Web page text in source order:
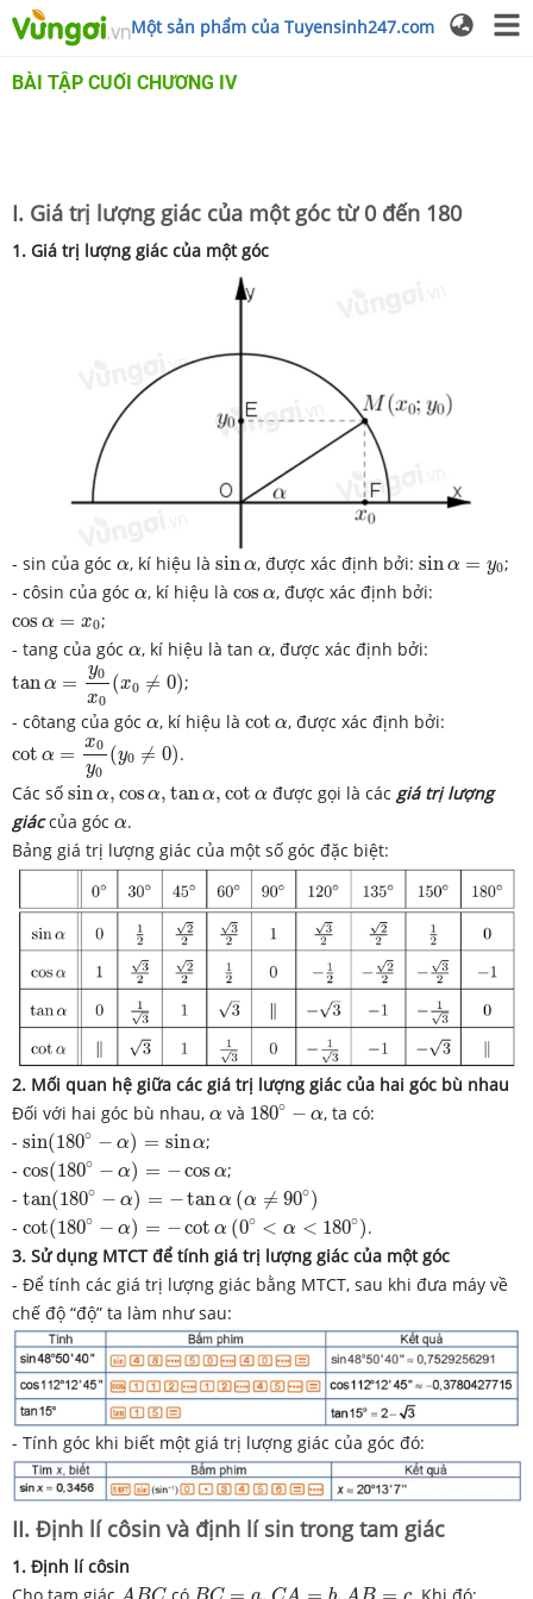
Một sản phẩm của Tuyensinh247.com
BÀI TẬP CUỐI CHƯƠNG IV
I. Giá trị lượng giác của một góc từ 0 đến 180
1. Giá trị lượng giác của một góc
- sin của góc α
α, kí hiệu là sinα
sinα, được xác định bởi: sin α = y0
sin α=y0 ;
- côsin của góc α
α, kí hiệu là cos α
cosα, được xác định bởi:
cos α = x0
cosα =x 0 ;
- tang của góc α
α, kí hiệu là tan α
α, được xác định bởi:
tanα =
y0
x0
(x0 ≠ 0)
tanα= y0x0(x 0≠ 0
;
- côtang của góc α
α, kí hiệu là cot α
cot α, được xác định bởi:
cot α =
x0
y0
(y0 ≠ 0)
cotα=x0y0 (y0≠0
.
Các số sinα, cos α, tanα, cot α
sinα, cosα,tanα ,cotα được gọi là các giá trị lượng
giáccủa góc α
α.
Bảng giá trị lượng giác của một số góc đặc biệt:
2. Mối quan hệ giữa các giá trị lượng giác của hai góc bù nhau
Đối với hai góc bù nhau, α
α và 180∘ − α
180 ∘− α , ta có:
- sin(180∘ − α) = sinα
sin(180∘− α )= sinα
;
- cos(180∘ − α) = −cos α
cos(180 α) cosα
;
- tan(180∘ − α) = −tanα (α ≠ 90∘)
tan(180∘ α)= tanα(α ≠ 90 )
- cot(180∘ − α) = −cot α (0∘ < α < 180∘)
cot(180 α )= cotα(0 ∘ <α<180 ∘)
.
3. Sử dụng MTCT để tính giá trị lượng giác của một góc
- Để tính các giá trị lượng giác bằng MTCT, sau khi đưa máy về
chế độ “độ” ta làm như sau:
- Tính góc khi biết một giá trị lượng giác của góc đó:
II. Định lí côsin và định lí sin trong tam giác
1. Định lí côsin
A BC BC= CA=b, =